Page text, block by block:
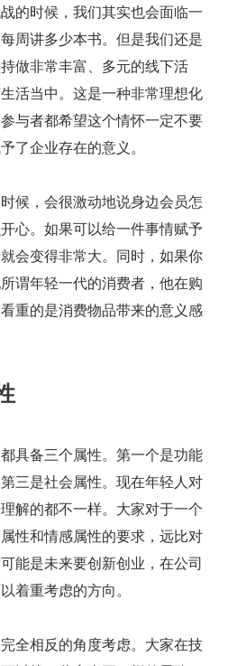
的时候，我们其实也会面临一
周讲多少本书。但是我们还是
做非常丰富、多元的线下活
活当中。这是一种非常理想化
与者都希望这个情怀一定不要
了企业存在的意义。
候，会很激动地说身边会员怎
心。如果可以给一件事情赋予
会变得非常大。同时，如果你
谓年轻一代的消费者，他在购
重的是消费物品带来的意义感
具备三个属性。第一个是功能
三是社会属性。现在年轻人对
解的都不一样。大家对于一个
性和情感属性的要求，远比对
能是未来要创新创业，在公司
着重考虑的方向。
全相反的角度考虑。大家在技